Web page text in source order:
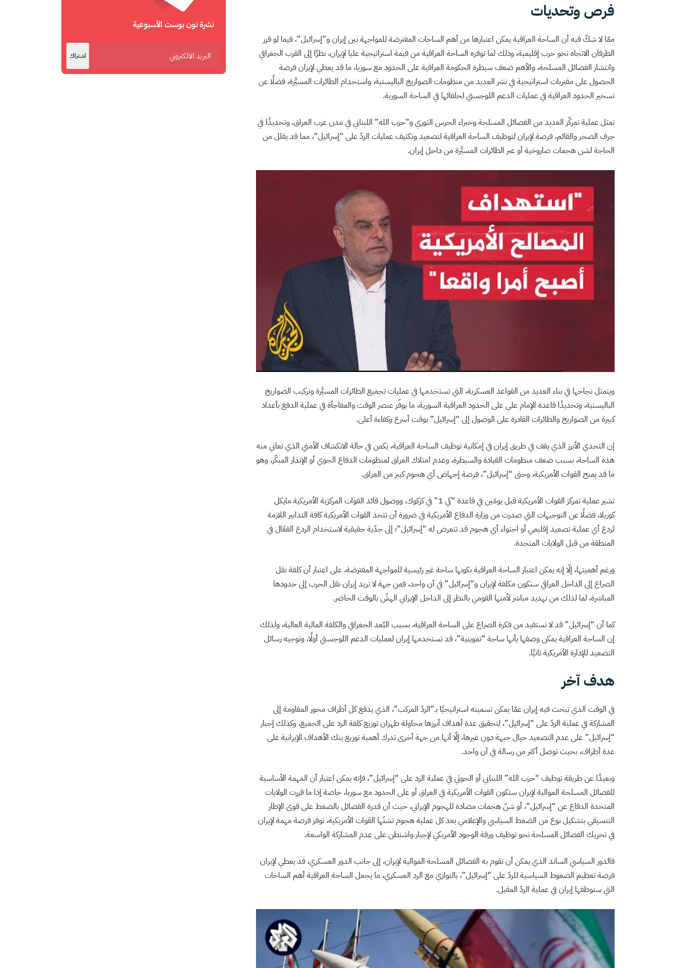
فرص وتحديات
ممّا لا شكّ فيه أن الساحة العراقية يمكن اعتبارها من أهم الساحات المفترضة للمواجهة بين إيران و”إسرائيل”، فيما لو قرر
الطرفان الاتجاه نحو حرب إقليمية، وذلك لما توفره الساحة العراقية من قيمة استراتيجية عليا لإيران، نظرًا إلى القرب الجغرافي
وانتشار الفصائل المسلحة، والأهم ضعف سيطرة الحكومة العراقية على الحدود مع سوريا، ما قد يعطي لإيران فرصة
الحصول على مقتربات استراتيجية في نشر العديد من منظومات الصواريخ الباليستية، واستخدام الطائرات المسيَّرة، فضلًا عن
تسخير الحدود العراقية في عمليات الدعم اللوجستي لحلفائها في الساحة السورية.
تمثل عملية تمركُز العديد من الفصائل المسلحة وخبراء الحرس الثوري و”حزب الله” اللبناني في مدن غرب العراق، وتحديدًا في
جرف الصخر والقائم، فرصة لإيران لتوظيف الساحة العراقية لتصعيد وتكثيف عمليات الردّ على “إسرائيل”، مما قد يقلل من
الحاجة لشن هجمات صاروخية أو عبر الطائرات المسيَّرة من داخل إيران.
ويتمثل نجاحها في بناء العديد من القواعد العسكرية، التي تستخدمها في عمليات تجميع الطائرات المسيَّرة وتركيب الصواريخ
الباليستية، وتحديدًا قاعدة الإمام علي على الحدود العراقية السورية، ما يوفّر عنصر الوقت والمفاجأة في عملية الدفع بأعداد
كبيرة من الصواريخ والطائرات القادرة على الوصول إلى “إسرائيل” بوقت أسرع وكفاءة أعلى.
إن التحدي الأبرز الذي يقف في طريق إيران في إمكانية توظيف الساحة العراقية، يكمن في حالة الانكشاف الأمني الذي تعاني منه
هذه الساحة، بسبب ضعف منظومات القيادة والسيطرة، وعدم امتلاك العراق لمنظومات الدفاع الجوي أو الإنذار المبكّر، وهو
ما قد يمنح القوات الأمريكية، وحتى “إسرائيل”، فرصة إجهاض أي هجوم كبير من العراق.
تشير عملية تمركز القوات الأمريكية قبل يومَين في قاعدة “كي 1” في كركوك، ووصول قائد القوات المركزية الأمريكية مايكل
كوريلا، فضلًا عن التوجيهات التي صدرت من وزارة الدفاع الأمريكية في ضرورة أن تتخذ القوات الأمريكية كافة التدابير اللازمة
لردع أي عملية تصعيد إقليمي أو احتواء أي هجوم قد تتعرض له “إسرائيل”؛ إلى جدّية حقيقية لاستخدام الردع الفعّال في
المنطقة من قبل الولايات المتحدة.
ورغم أهميتها، إلّا إنه يمكن اعتبار الساحة العراقية بكونها ساحة غير رئيسية للمواجهة المفترضة، على اعتبار أن كلفة نقل
الصراع إلى الداخل العراقي ستكون مكلفة لإيران و”إسرائيل” في آن واحد، فمن جهة لا تريد إيران نقل الحرب إلى حدودها
المباشرة، لما لذلك من تهديد مباشر لأمنها القومي بالنظر إلى الداخل الإيراني الهشّ بالوقت الحاضر.
كما أن “إسرائيل” قد لا تستفيد من فكرة الصراع على الساحة العراقية، بسبب البُعد الجغرافي والكلفة المالية العالية، ولذلك
إن الساحة العراقية يمكن وصفها بأنها ساحة “تموينية”، قد تستخدمها إيران لعمليات الدعم اللوجستي أولًا، وتوجيه رسائل
التصعيد للإدارة الأمريكية ثانيًا.
هدف آخر
في الوقت الذي تبحث فيه إيران عمّا يمكن تسميته استراتيجيًا بـ”الردّ المركب”، الذي يدفع كل أطراف محور المقاومة إلى
المشاركة في عملية الردّ على “إسرائيل”، لتحقيق عدة أهداف أبرزها محاولة طهران توزيع كلفة الرد على الجميع، وكذلك إجبار
“إسرائيل” على عدم التصعيد حيال جبهة دون غيرها، إلّا أنها من جهة أخرى تدرك أهمية توزيع بنك الأهداف الإيرانية على
عدة أطراف، بحيث توصل أكثر من رسالة في آن واحد.
وبعيدًا عن طريقة توظيف “حزب الله” اللبناني أو الحوثي في عملية الرد على “إسرائيل”، فإنه يمكن اعتبار أن المهمة الأساسية
للفصائل المسلحة الموالية لإيران ستكون القوات الأمريكية في العراق أو على الحدود مع سوريا، خاصة إذا ما قررت الولايات
المتحدة الدفاع عن “إسرائيل”، أو شنّ هجمات مضادة للهجوم الإيراني، حيث أن قدرة الفصائل بالضغط على قوى الإطار
التنسيقي بتشكيل نوع من الضغط السياسي والإعلامي بعد كل عملية هجوم تشنّها القوات الأمريكية، توفر فرصة مهمة لإيران
في تحريك الفصائل المسلحة نحو توظيف ورقة الوجود الأمريكي لإجبار واشنطن على عدم المشاركة الواسعة.
فالدور السياسي الساند الذي يمكن أن تقوم به الفصائل المسلحة الموالية لإيران، إلى جانب الدور العسكري، قد يعطي لإيران
فرصة تعظيم الضغوط السياسية للردّ على “إسرائيل”، بالتوازي مع الرد العسكري، ما يجعل الساحة العراقية أهم الساحات
التي ستوظفها إيران في عملية الردّ المقبل.
نشرة نون بوست الأسبوعية
اشتراك